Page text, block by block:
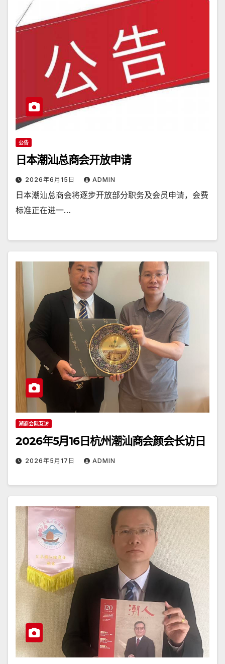
公告
日本潮汕总商会开放申请
2026年6月15日 ADMIN
日本潮汕总商会将逐步开放部分职务及会员申请，会费
标准正在进一…
潮商会际互访
2026年5月16日杭州潮汕商会颜会长访日
2026年5月17日 ADMIN